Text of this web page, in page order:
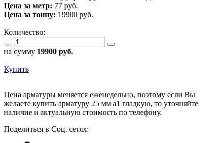
Цена за метр: 77 руб.
Цена за тонну: 19900 руб.
Количество:
на сумму 19900 руб.
Купить
Цена арматуры меняется еженедельно, поэтому если Вы
желаете купить арматуру 25 мм а1 гладкую, то уточняйте
наличие и актуальную стоимость по телефону.
Поделиться в Соц. сетях: